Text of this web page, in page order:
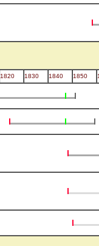
1820 1830 1840 1850